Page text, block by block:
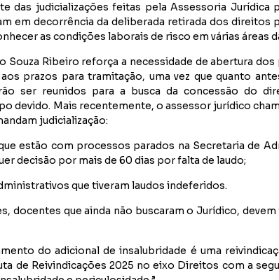
das judicializações feitas pela Assessoria Jurídica
em decorrência da deliberada retirada dos direitos
as condições laborais de risco em várias áreas
Souza Ribeiro reforça a necessidade de abertura
prazos para tramitação, uma vez que quanto
ser reunidos para a busca da concessão do
devido. Mais recentemente, o assessor jurídico
judicialização:
estão com processos parados na Secretaria de
decisão por mais de 60 dias por falta de laudo;
que tiveram laudos indeferidos.
docentes que ainda não buscaram o Jurídico,
do adicional de insalubridade é uma
de Reivindicações 2025 no eixo Direitos com a